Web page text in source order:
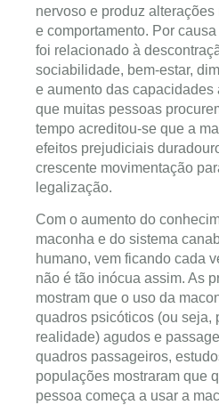
nervoso e produz
e comportamento. Por
foi relacionado à
sociabilidade, bem-estar,
e aumento das capacidades
que muitas pessoas
tempo acreditou-se que a
efeitos prejudiciais
crescente movimentação
legalização.
Com o aumento do
maconha e do sistema
humano, vem ficando cada
não é tão inócua assim. As
mostram que o uso da
quadros psicóticos (ou seja,
realidade) agudos e
quadros passageiros,
populações mostraram que
pessoa começa a usar a